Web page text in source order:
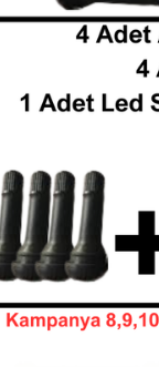
26x10-14
8.750,00 TL